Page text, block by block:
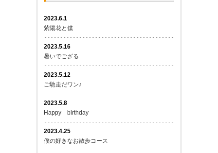
2023.6.1
紫陽花と僕
2023.5.16
暑いでござる
2023.5.12
ご馳走だワン♪
2023.5.8
Happy birthday
2023.4.25
僕の好きなお散歩コース